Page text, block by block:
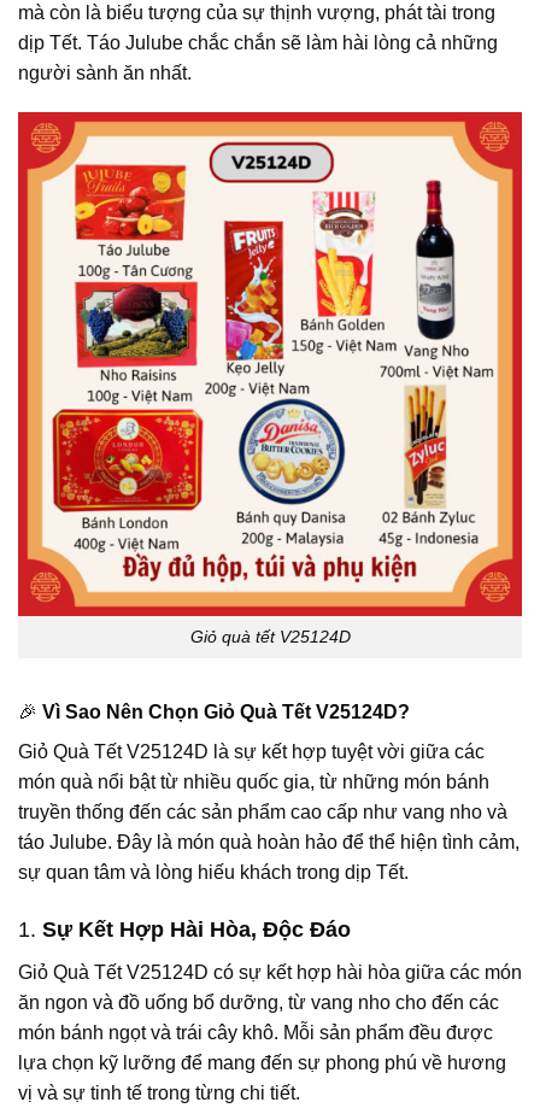
mà còn là biểu tượng của sự thịnh vượng, phát tài trong
dịp Tết. Táo Julube chắc chắn sẽ làm hài lòng cả những
người sành ăn nhất.
Giỏ quà tết V25124D
🎉 Vì Sao Nên Chọn Giỏ Quà Tết V25124D?
Giỏ Quà Tết V25124D là sự kết hợp tuyệt vời giữa các
món quà nổi bật từ nhiều quốc gia, từ những món bánh
truyền thống đến các sản phẩm cao cấp như vang nho và
táo Julube. Đây là món quà hoàn hảo để thể hiện tình cảm,
sự quan tâm và lòng hiếu khách trong dịp Tết.
1. Sự Kết Hợp Hài Hòa, Độc Đáo
Giỏ Quà Tết V25124D có sự kết hợp hài hòa giữa các món
ăn ngon và đồ uống bổ dưỡng, từ vang nho cho đến các
món bánh ngọt và trái cây khô. Mỗi sản phẩm đều được
lựa chọn kỹ lưỡng để mang đến sự phong phú về hương
vị và sự tinh tế trong từng chi tiết.